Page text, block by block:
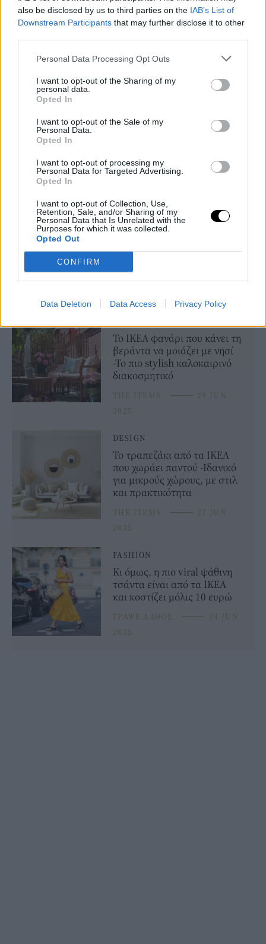
also be disclosed by us to third parties on the IAB’s List of
Downstream Participants that may further disclose it to other
Personal Data Processing Opt Outs
I want to opt-out of the Sharing of my
personal data.
Opted In
I want to opt-out of the Sale of my
Personal Data.
Opted In
I want to opt-out of processing my
Personal Data for Targeted Advertising.
Opted In
I want to opt-out of Collection, Use,
Retention, Sale, and/or Sharing of my
Personal Data that Is Unrelated with the
Purposes for which it was collected.
Opted Out
CONFIRM
Data Deletion Data Access Privacy Policy
Πώς να καθαρίσετε το τραπέζι
Καθαρίστε με ένα διάλυμα ήπιου σαπουνιού. Σκουπίστε με ένα
καθαρό και στεγνό πανί. Αν είναι δυνατόν, αποθηκεύστε σε ένα
Το ΙΚΕΑ φανάρι που κάνει τη
βεράντα να μοιάζει με νησί
-Το πιο stylish καλοκαιρινό
διακοσμητικό
THE ITEMS ⸻ 29 JUN
2025
DESIGN
Το τραπεζάκι από τα ΙΚΕΑ
που χωράει παντού -Ιδανικό
για μικρούς χώρους, με στιλ
και πρακτικότητα
THE ITEMS ⸻ 27 JUN
2025
FASHION
Κι όμως, η πιο viral ψάθινη
τσάντα είναι από τα ΙΚΕΑ
και κοστίζει μόλις 10 ευρώ
ΓΡΑΨΕ ΛΑΘΟΣ ⸻ 24 JUN
2025